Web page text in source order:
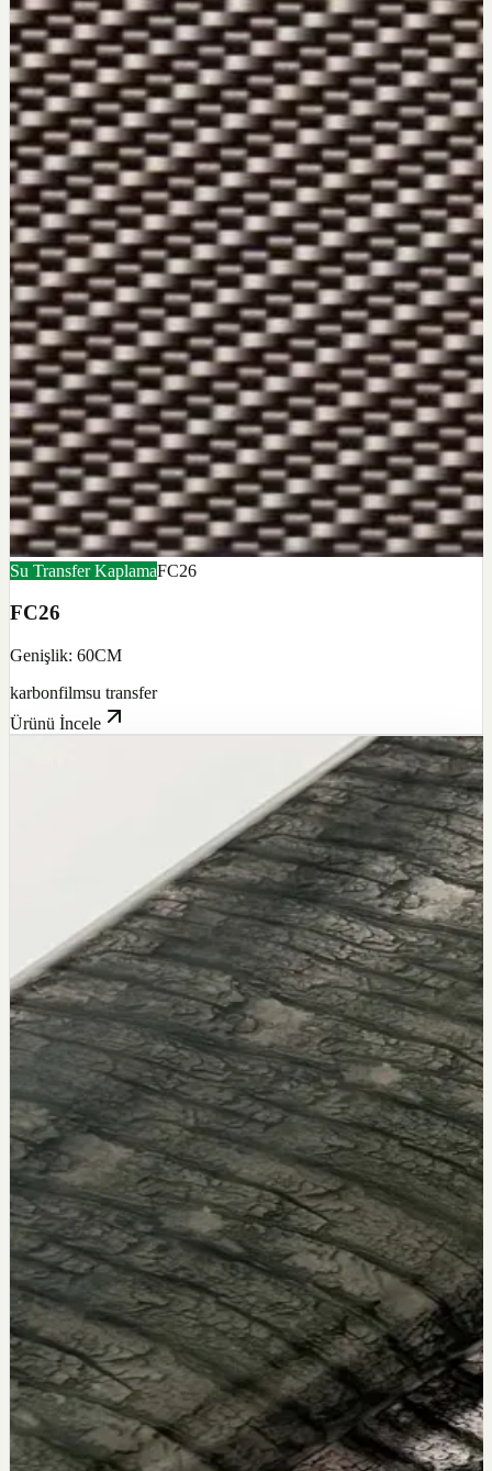
Su Transfer KaplamaFC26
FC26
Genişlik: 60CM
karbonfilmsu transfer
Ürünü İncele